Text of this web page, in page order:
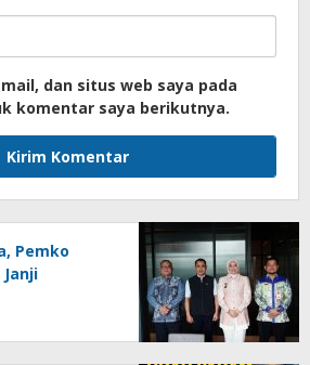
dan situs web saya pada
komentar saya berikutnya.
Pemko